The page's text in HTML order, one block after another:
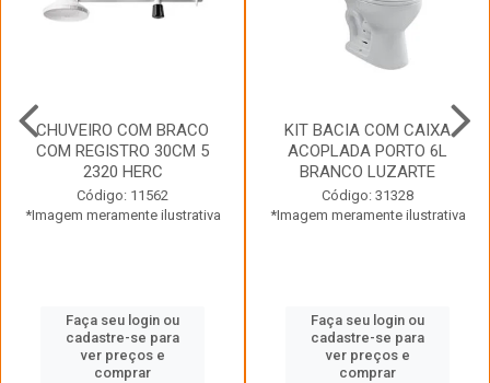
CHUVEIRO COM BRACO
COM REGISTRO 30CM 5
2320 HERC
Código: 11562
*Imagem meramente ilustrativa
Faça seu login ou
cadastre-se para
ver preços e
comprar
KIT BACIA COM CAIXA
ACOPLADA PORTO 6L
BRANCO LUZARTE
Código: 31328
*Imagem meramente ilustrativa
Faça seu login ou
cadastre-se para
ver preços e
comprar